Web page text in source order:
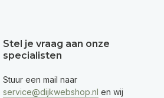
Stel je vraag aan onze
specialisten
Stuur een mail naar
service@dijkwebshop.nl en wij